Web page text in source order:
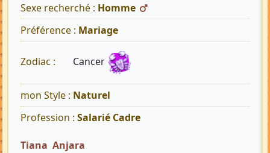
Sexe recherché : Homme
Préférence : Mariage
Zodiac : Cancer
mon Style : Naturel
Profession : Salarié Cadre
Tiana Anjara